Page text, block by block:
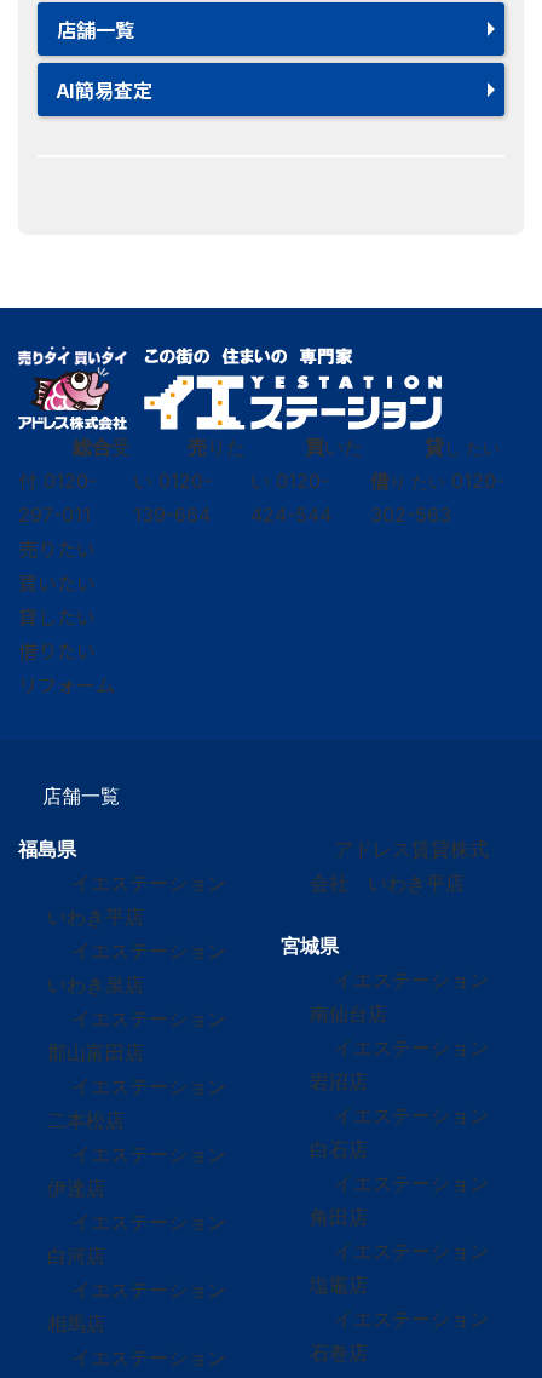
店舗一覧
AI簡易査定
総合受
付 0120-
297-011
売りた
い 0120-
139-664
買いた
い 0120-
424-544
貸し たい
借り たい 0120-
302-563
売りたい
買いたい
貸したい
借りたい
リフォーム
店舗一覧
福島県
イエステーション
いわき平店
イエステーション
いわき泉店
イエステーション
郡山富田店
イエステーション
二本松店
イエステーション
伊達店
イエステーション
白河店
イエステーション
相馬店
イエステーション
アドレス賃貸株式
会社 いわき平店
宮城県
イエステーション
南仙台店
イエステーション
岩沼店
イエステーション
白石店
イエステーション
角田店
イエステーション
塩竈店
イエステーション
石巻店